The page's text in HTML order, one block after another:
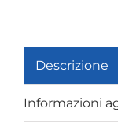
Descrizione
Informazioni